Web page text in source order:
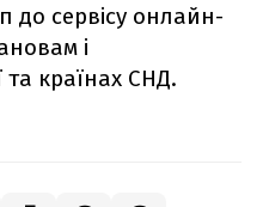
до сервісу онлайн-
і
та країнах СНД.